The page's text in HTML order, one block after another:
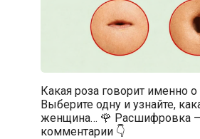
Какая роза говорит именно о
Выберите одну и узнайте,
женщина… 🌹 Расшифровка
комментарии 👇